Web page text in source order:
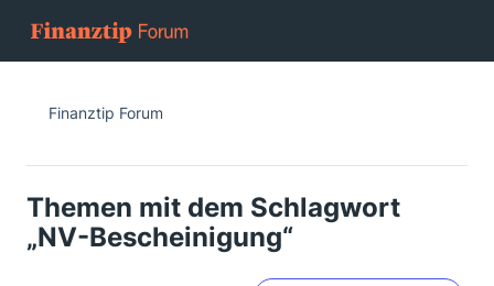
Finanztip Forum
Themen mit dem Schlagwort
„NV-Bescheinigung“